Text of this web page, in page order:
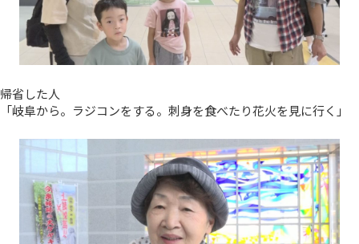
帰省した人
「岐阜から。ラジコンをする。刺身を食べたり花火を見に行く」